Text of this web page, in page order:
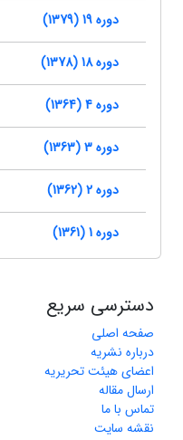
دوره 19 (1379)
دوره 18 (1378)
دوره 4 (1364)
دوره 3 (1363)
دوره 2 (1362)
دوره 1 (1361)
دسترسی سریع
صفحه اصلی
درباره نشریه
اعضای هیئت تحریریه
ارسال مقاله
تماس با ما
نقشه سایت